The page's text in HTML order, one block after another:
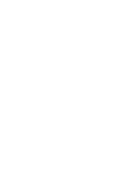
người làm công tác an